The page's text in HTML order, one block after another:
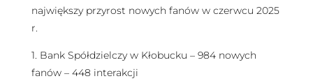
największy przyrost nowych fanów w czerwcu 2025
r.
1. Bank Spółdzielczy w Kłobucku – 984 nowych
fanów – 448 interakcji